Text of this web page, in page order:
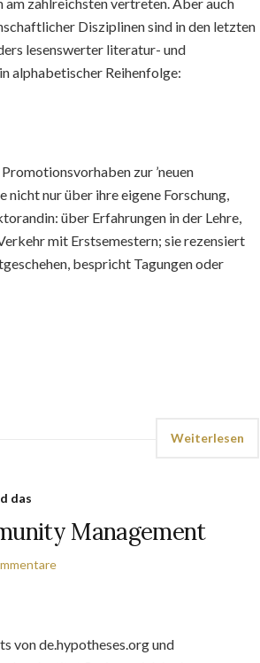
Disziplinen sind in den letzten
lesenswerter literatur- und
alphabetischer Reihenfolge:
zur ’neuen
nur über ihre eigene Forschung,
über Erfahrungen in der Lehre,
mit Erstsemestern; sie rezensiert
bespricht Tagungen oder
Weiterlesen
das
Management
von de.hypotheses.org und